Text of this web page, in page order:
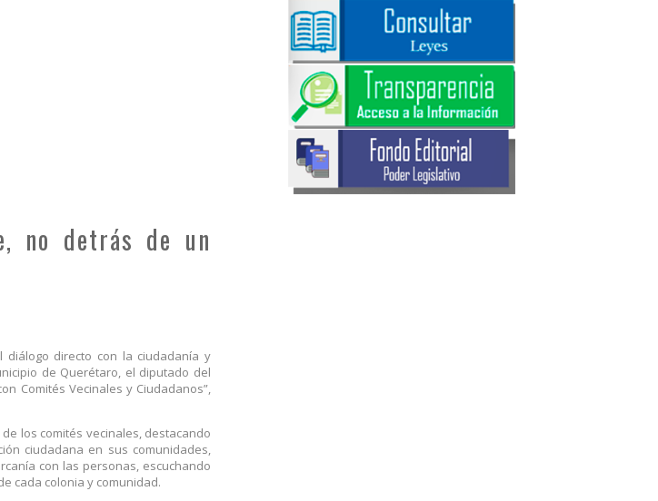
no detrás de un
diálogo directo con la ciudadanía y
de Querétaro, el diputado del
Comités Vecinales y Ciudadanos”,
los comités vecinales, destacando
ciudadana en sus comunidades,
con las personas, escuchando
cada colonia y comunidad.